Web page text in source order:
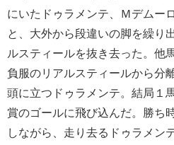
にいたドゥラメンテ、Ｍデムー
と、大外から段違いの脚を繰り
ルスティールを抜き去った。他
負服のリアルスティールから分
頭に立つドゥラメンテ。結局１
賞のゴールに飛び込んだ。勝ち
しながら、走り去るドゥラメン